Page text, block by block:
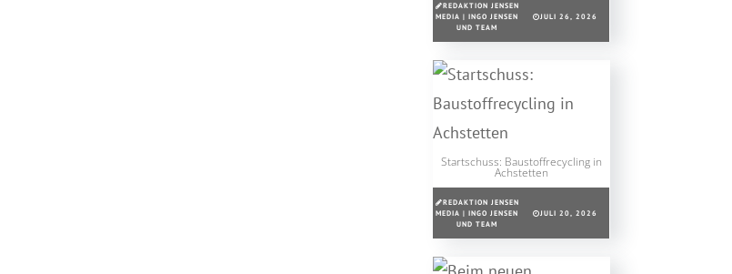
REDAKTION JENSEN
MEDIA | INGO JENSEN
UND TEAM
JULI 26, 2026
Startschuss: Baustoffrecycling in
Achstetten
REDAKTION JENSEN
MEDIA | INGO JENSEN
UND TEAM
JULI 20, 2026